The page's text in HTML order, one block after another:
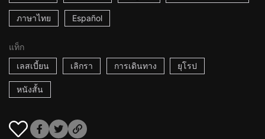
ภาษาไทย Español
แท็ก
เลสเบี้ยน
เลิกรา การเดินทาง ยุโรป
หนังสั้น